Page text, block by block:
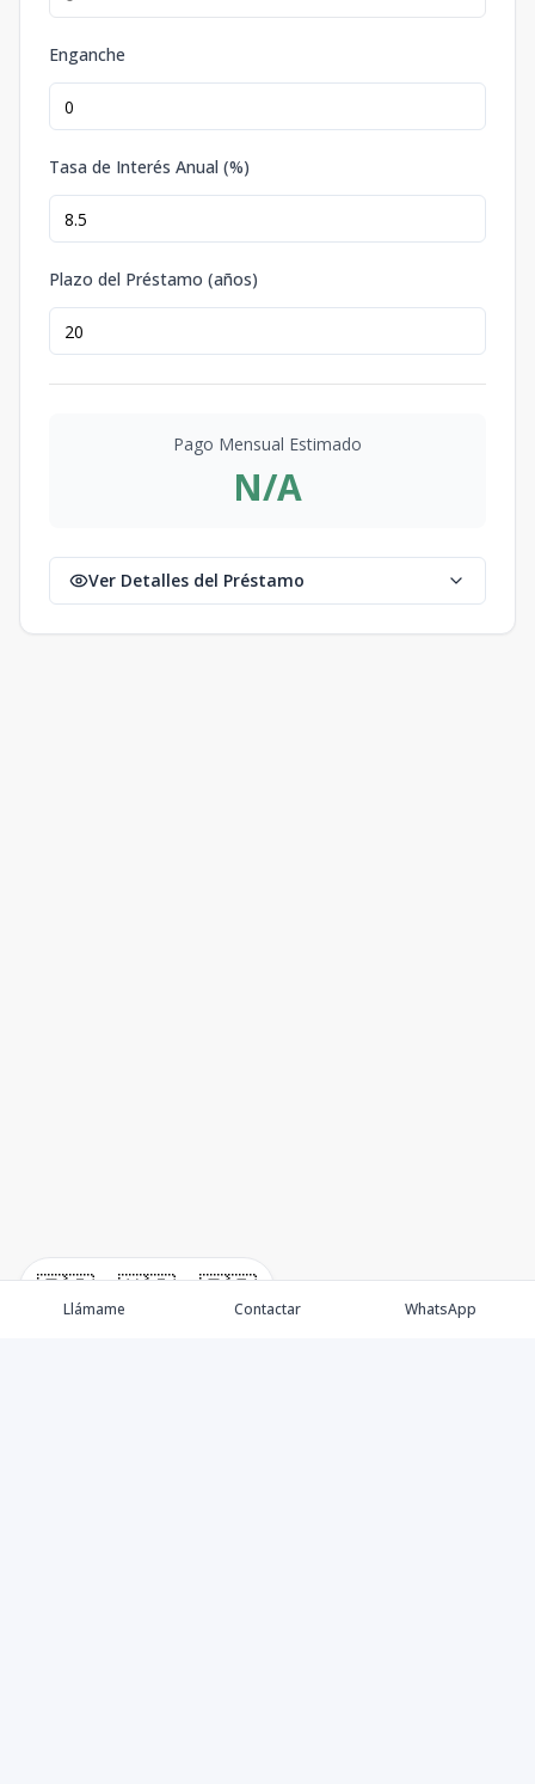
🇪🇸 🇺🇸 🇫🇷
Enganche
Tasa de Interés Anual (%)
Plazo del Préstamo (años)
Pago Mensual Estimado
N/A
Ver Detalles del Préstamo
Llámame Contactar WhatsApp